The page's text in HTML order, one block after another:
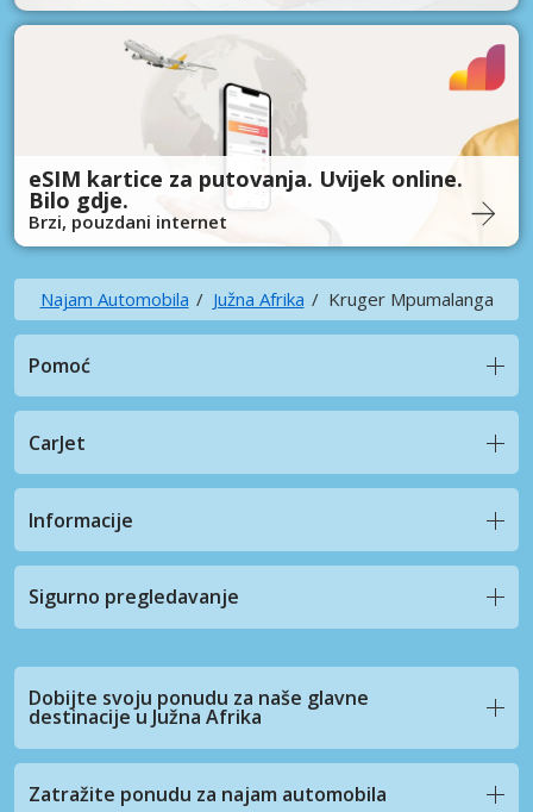
eSIM kartice za putovanja. Uvijek online.
Bilo gdje.
Brzi, pouzdani internet
Najam Automobila Južna Afrika Kruger Mpumalanga
Pomoć
CarJet
Informacije
Sigurno pregledavanje
Dobijte svoju ponudu za naše glavne
destinacije u Južna Afrika
Zatražite ponudu za najam automobila